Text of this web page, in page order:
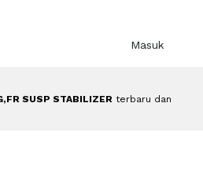
Masuk
SUSP STABILIZER terbaru dan